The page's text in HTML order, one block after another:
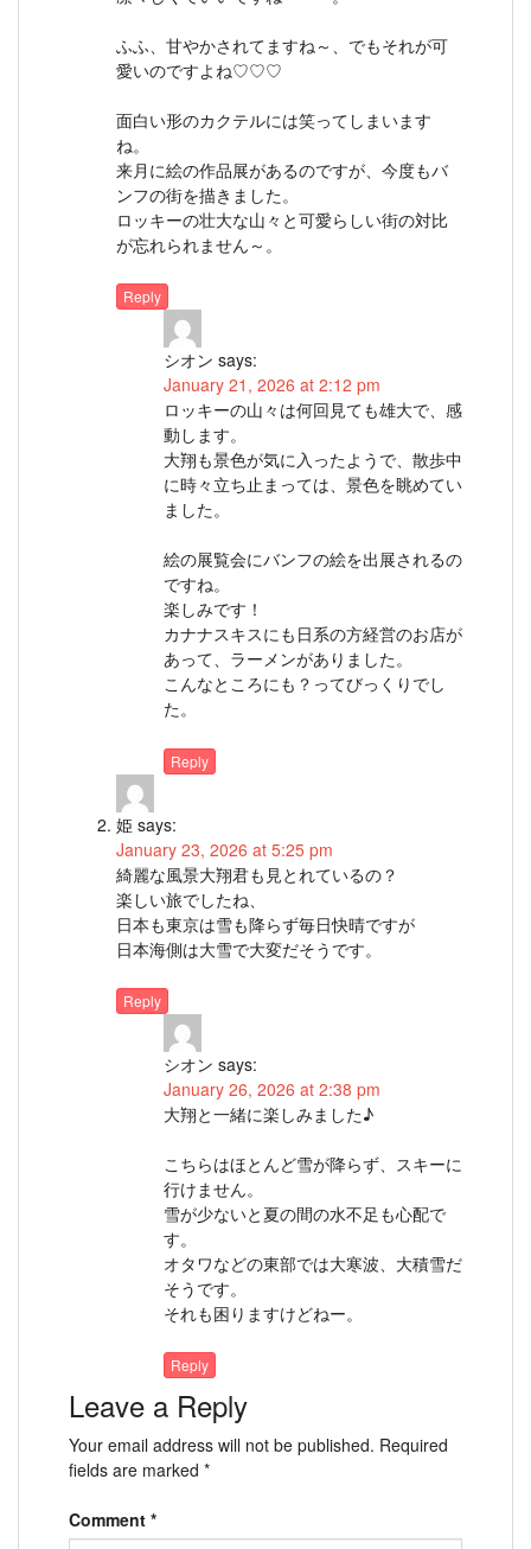
ふふ、甘やかされてますね～、でもそれが可
愛いのですよね♡♡♡
面白い形のカクテルには笑ってしまいます
ね。
来月に絵の作品展があるのですが、今度もバ
ンフの街を描きました。
ロッキーの壮大な山々と可愛らしい街の対比
が忘れられません～。
Reply
シオン says:
January 21, 2026 at 2:12 pm
ロッキーの山々は何回見ても雄大で、感
動します。
大翔も景色が気に入ったようで、散歩中
に時々立ち止まっては、景色を眺めてい
ました。
絵の展覧会にバンフの絵を出展されるの
ですね。
楽しみです！
カナナスキスにも日系の方経営のお店が
あって、ラーメンがありました。
こんなところにも？ってびっくりでし
た。
Reply
姫 says:
January 23, 2026 at 5:25 pm
綺麗な風景大翔君も見とれているの？
楽しい旅でしたね、
日本も東京は雪も降らず毎日快晴ですが
日本海側は大雪で大変だそうです。
Reply
シオン says:
January 26, 2026 at 2:38 pm
大翔と一緒に楽しみました♪
こちらはほとんど雪が降らず、スキーに
行けません。
雪が少ないと夏の間の水不足も心配で
す。
オタワなどの東部では大寒波、大積雪だ
そうです。
それも困りますけどねー。
Reply
Leave a Reply
Your email address will not be published. Required
fields are marked *
Comment *